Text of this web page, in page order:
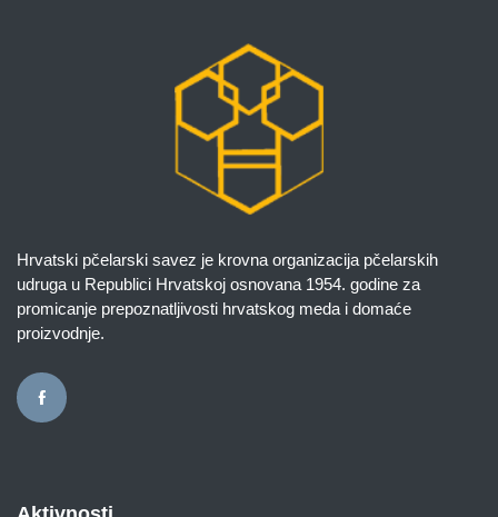
Hrvatski pčelarski savez je krovna organizacija pčelarskih
udruga u Republici Hrvatskoj osnovana 1954. godine za
promicanje prepoznatljivosti hrvatskog meda i domaće
proizvodnje.